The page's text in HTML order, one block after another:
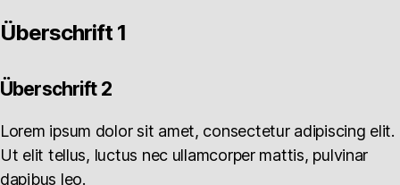
Überschrift 1
Überschrift 2
Lorem ipsum dolor sit amet, consectetur adipiscing elit.
Ut elit tellus, luctus nec ullamcorper mattis, pulvinar
dapibus leo.